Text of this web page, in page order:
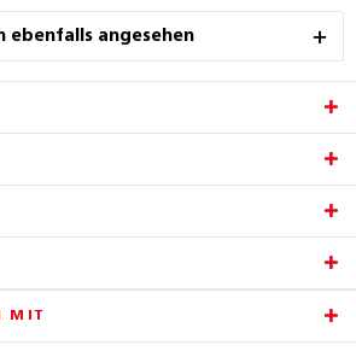
ebenfalls angesehen
MIT